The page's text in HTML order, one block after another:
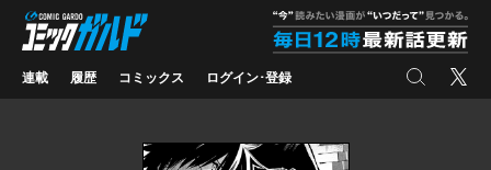
コミックガルド
連載 履歴 コミックス ログイン･登録 検索 X